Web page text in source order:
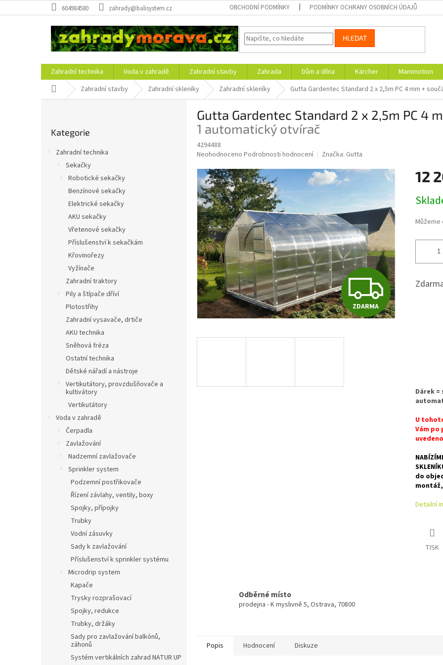
na
604984580 zahrady@balisystem.cz OBCHODNÍ PODMÍNKY PODMÍNKY OCHRANY OSOBNÍCH ÚDAJŮ
HLEDAT
Zahradní technika Voda v zahradě Zahradní stavby Zahrada Dům a dílna Kärcher
Mammotion
Domů Zahradní stavby Zahradní skleníky Zahradní skleníky Gutta Gardentec Standard 2 x 2,5m PC 4 mm +
kategorie
Kategorie
Zahradní technika
Sekačky
Robotické sekačky
Benzínové sekačky
Elektrické sekačky
AKU sekačky
Vřetenové sekačky
Příslušenství k sekačkám
Křovinořezy
Vyžínače
Zahradní traktory
Pily a štípače dříví
Plotostřihy
Zahradní vysavače, drtiče
AKU technika
Sněhová fréza
Ostatní technika
Dětské nářadí a nástroje
Vertikutátory, provzdušňovače a
kultivátory
Vertikutátory
Voda v zahradě
Čerpadla
Zavlažování
Nadzemní zavlažovače
Sprinkler system
Podzemní postřikovače
Řízení závlahy, ventily, boxy
Spojky, přípojky
Trubky
Vodní zásuvky
Sady k zavlažování
Příslušenství k sprinkler systému
Microdrip system
Kapače
Trysky rozprašovací
Spojky, redukce
Trubky, držáky
Sady pro zavlažování balkónů,
záhonů
Systém vertikálních zahrad NATUR UP
Gutta Gardentec Standard 2 x 2,5m PC 4
1 automatický otvírač
4294488
Průměrné
produktu
je
0,0
z
5
hvězdiček.
Neohodnoceno Podrobnosti hodnocení Značka: Gutta
Z
D
ZDARMA
12
cena:
Dárek
U
Vám po
do
Detailní
TISK
Odběrné místo
prodejna - K myslivně 5, Ostrava, 70800
Popis Hodnocení Diskuze